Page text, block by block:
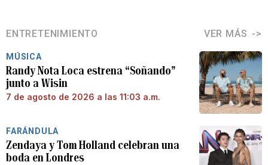
ENTRETENIMIENTO VER MÁS
MÚSICA
Randy Nota Loca estrena “Soñando”
junto a Wisin
7 de agosto de 2026 a las 11:03 a.m.
FARÁNDULA
Zendaya y Tom Holland celebran una
boda en Londres